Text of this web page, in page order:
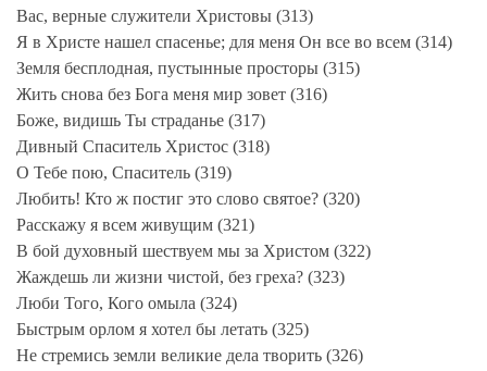
Вас, верные служители Христовы (313)
Я в Христе нашел спасенье; для меня Он все во всем (314)
Земля бесплодная, пустынные просторы (315)
Жить снова без Бога меня мир зовет (316)
Боже, видишь Ты страданье (317)
Дивный Спаситель Христос (318)
О Тебе пою, Спаситель (319)
Любить! Кто ж постиг это слово святое? (320)
Расскажу я всем живущим (321)
В бой духовный шествуем мы за Христом (322)
Жаждешь ли жизни чистой, без греха? (323)
Люби Того, Кого омыла (324)
Быстрым орлом я хотел бы летать (325)
Не стремись земли великие дела творить (326)